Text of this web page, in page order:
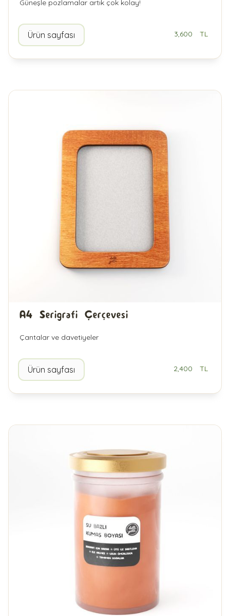
Güneşle pozlamalar artık çok kolay!
Ürün sayfası 3,600 TL
A4 Serigrafi Çerçevesi
Çantalar ve davetiyeler
Ürün sayfası 2,400 TL